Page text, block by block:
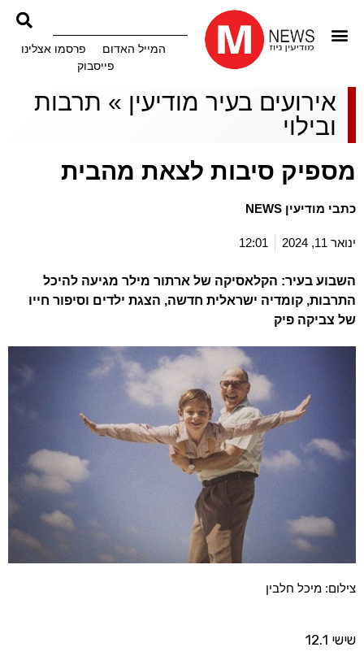
המייל האדום
פרסמו אצלינו
פייסבוק
אירועים בעיר מודיעין » תרבות
ובילוי
מספיק סיבות לצאת מהבית
כתבי מודיעין NEWS
ינואר 11, 2024 12:01
השבוע בעיר: הקלאסיקה של ארתור מילר מגיעה להיכל
התרבות, קומדיה ישראלית חדשה, הצגת ילדים וסיפור חייו
של צביקה פיק
צילום: מיכל חלבין
שישי 12.1